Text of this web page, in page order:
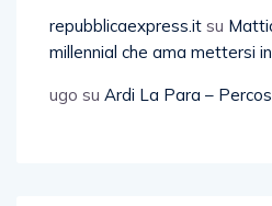
repubblicaexpress.it su
millennial che ama mettersi
ugo su Ardi La Para –